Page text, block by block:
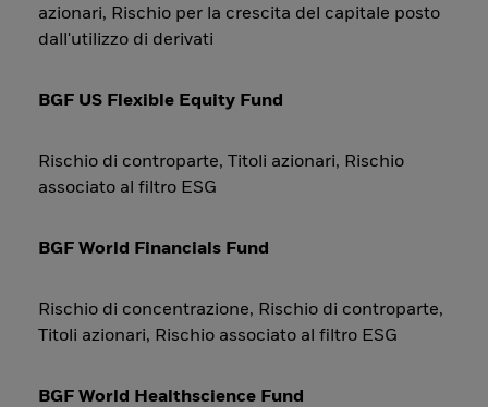
azionari, Rischio per la crescita del capitale posto
dall'utilizzo di derivati
BGF US Flexible Equity Fund
Rischio di controparte, Titoli azionari, Rischio
associato al filtro ESG
BGF World Financials Fund
Rischio di concentrazione, Rischio di controparte,
Titoli azionari, Rischio associato al filtro ESG
BGF World Healthscience Fund